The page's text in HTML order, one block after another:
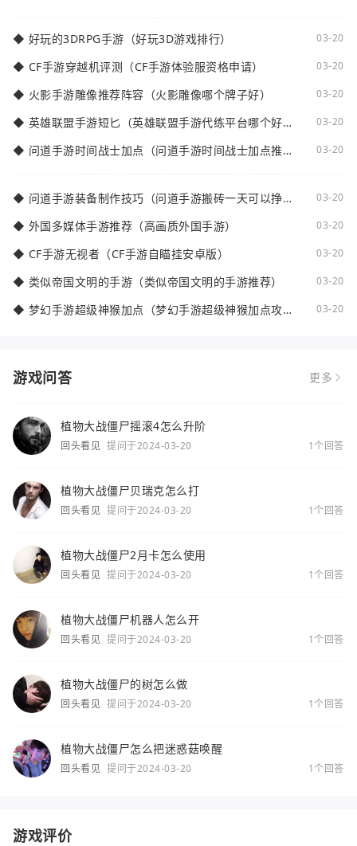
◆ 好玩的3DRPG手游（好玩3D游戏排行） 03-20
◆ CF手游穿越机评测（CF手游体验服资格申请） 03-20
◆ 火影手游雕像推荐阵容（火影雕像哪个牌子好） 03-20
◆ 英雄联盟手游短匕（英雄联盟手游代练平台哪个好
03-20
◆ 问道手游时间战士加点（问道手游时间战士加点推
03-20
◆ 问道手游装备制作技巧（问道手游搬砖一天可以挣多
03-20
◆ 外国多媒体手游推荐（高画质外国手游） 03-20
◆ CF手游无视者（CF手游自瞄挂安卓版） 03-20
◆ 类似帝国文明的手游（类似帝国文明的手游推荐） 03-20
◆ 梦幻手游超级神猴加点（梦幻手游超级神猴加点攻
03-20
游戏问答 更多
植物大战僵尸摇滚4怎么升阶
回头看见 提问于2024-03-20 1个回答
植物大战僵尸贝瑞克怎么打
回头看见 提问于2024-03-20 1个回答
植物大战僵尸2月卡怎么使用
回头看见 提问于2024-03-20 1个回答
植物大战僵尸机器人怎么开
回头看见 提问于2024-03-20 1个回答
植物大战僵尸的树怎么做
回头看见 提问于2024-03-20 1个回答
植物大战僵尸怎么把迷惑菇唤醒
回头看见 提问于2024-03-20 1个回答
游戏评价